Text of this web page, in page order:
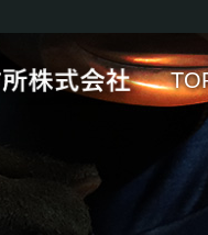
に密